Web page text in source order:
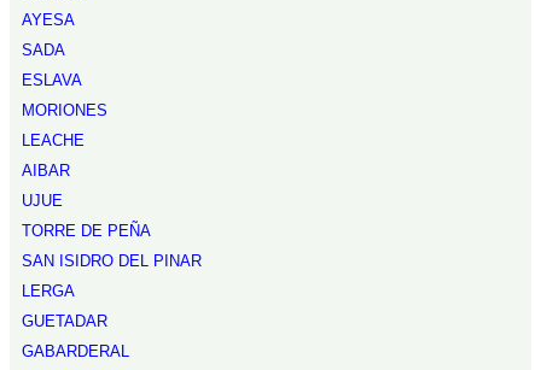
AYESA
SADA
ESLAVA
MORIONES
LEACHE
AIBAR
UJUE
TORRE DE PEÑA
SAN ISIDRO DEL PINAR
LERGA
GUETADAR
GABARDERAL